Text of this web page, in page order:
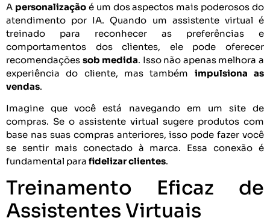
A personalizaçãoé um dos aspectos mais poderosos do
atendimento por IA. Quando um assistente virtual é
treinado para reconhecer as preferências e
comportamentos dos clientes, ele pode oferecer
recomendações sob medida. Isso não apenas melhora a
experiência do cliente, mas também impulsiona as
vendas.
Imagine que você está navegando em um site de
compras. Se o assistente virtual sugere produtos com
base nas suas compras anteriores, isso pode fazer você
se sentir mais conectado à marca. Essa conexão é
fundamental para fidelizar clientes.
Treinamento Eficaz de
Assistentes Virtuais